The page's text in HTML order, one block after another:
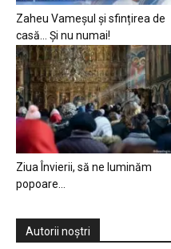
Zaheu Vameșul și sfințirea de
casă… Și nu numai!
Ziua Învierii, să ne luminăm
popoare…
Autorii noștri